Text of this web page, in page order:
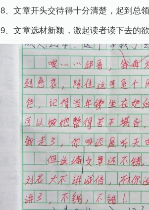
8、文章开头交待得十分清楚，起到总领
9、文章选材新颖，激起读者读下去的欲